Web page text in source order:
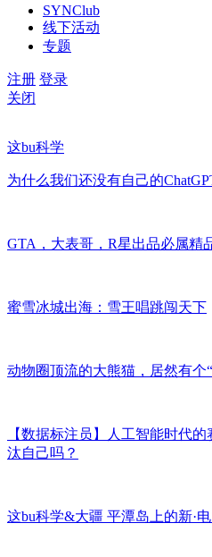
SYNClub
线下活动
专题
注册 登录
关闭
这bu科学
为什么我们还没有自己的
GTA，大表哥，R星出品必属精
蜜雪冰城出海：雪王唱跳闯天下
动物圈顶流的大熊猫，居然有个
【数据标注员】人工智能时代
汰自己吗？
这bu科学&大疆 平潭岛上的新·